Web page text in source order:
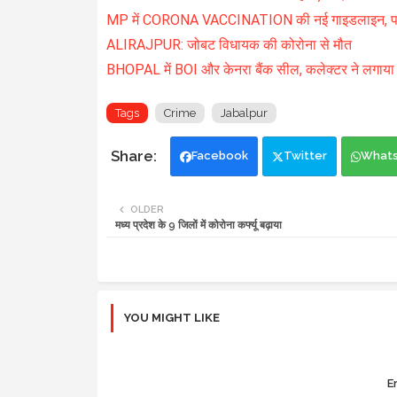
MP में CORONA VACCINATION की नई गाइडलाइन,
ALIRAJPUR: जोबट विधायक की कोरोना से मौत
BHOPAL में BOI और केनरा बैंक सील, कलेक्टर ने लगाया
Tags Crime Jabalpur
Facebook Twitter
OLDER
मध्य प्रदेश के 9 जिलों में कोरोना कर्फ्यू बढ़ाया
YOU MIGHT LIKE